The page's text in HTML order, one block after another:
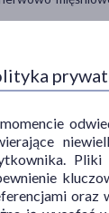
powodować
(bradykardia
EKG,
do leku.
Pliki
oraz